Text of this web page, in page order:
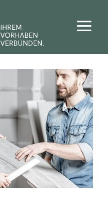
Haustechnik